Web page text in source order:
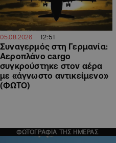
05.08.2026 12:51
Συναγερμός στη Γερμανία:
Αεροπλάνο cargo
συγκρούστηκε στον αέρα
με «άγνωστο αντικείμενο»
(ΦΩΤΟ)
ΦΩΤΟΓΡΑΦΙΑ ΤΗΣ ΗΜΕΡΑΣ